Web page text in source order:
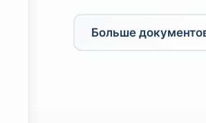
Больше